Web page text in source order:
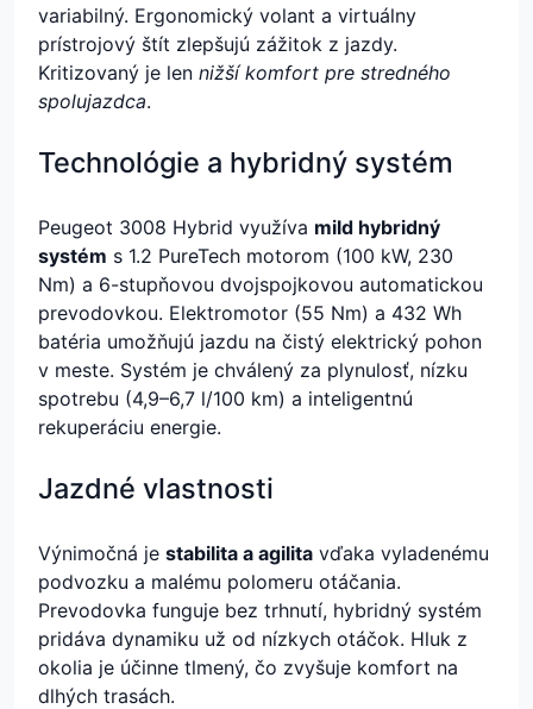
variabilný. Ergonomický volant a virtuálny
prístrojový štít zlepšujú zážitok z jazdy.
Kritizovaný je len nižší komfort pre stredného
spolujazdca.
Technológie a hybridný systém
Peugeot 3008 Hybrid využíva mild hybridný
systém s 1.2 PureTech motorom (100 kW, 230
Nm) a 6-stupňovou dvojspojkovou automatickou
prevodovkou. Elektromotor (55 Nm) a 432 Wh
batéria umožňujú jazdu na čistý elektrický pohon
v meste. Systém je chválený za plynulosť, nízku
spotrebu (4,9–6,7 l/100 km) a inteligentnú
rekuperáciu energie.
Jazdné vlastnosti
Výnimočná je stabilita a agilita vďaka vyladenému
podvozku a malému polomeru otáčania.
Prevodovka funguje bez trhnutí, hybridný systém
pridáva dynamiku už od nízkych otáčok. Hluk z
okolia je účinne tlmený, čo zvyšuje komfort na
dlhých trasách.